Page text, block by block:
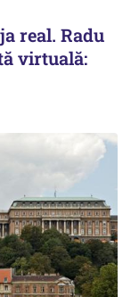
real. Radu
virtuală: